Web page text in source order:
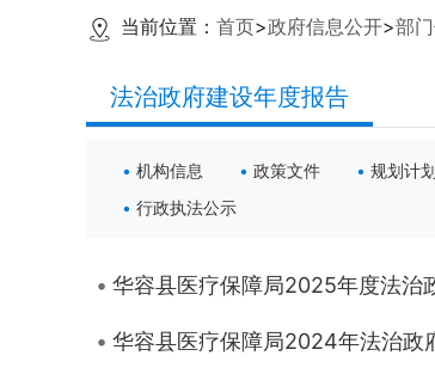
当前位置： 首页>政府信息公开>部
法治政府建设年度报告
机构信息 政策文件 规划计划
行政执法公示
华容县医疗保障局2025年度法治
华容县医疗保障局2024年法治政